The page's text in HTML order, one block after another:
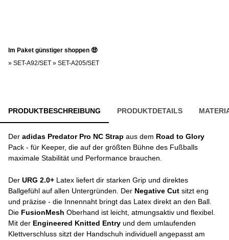
Im Paket günstiger shoppen 🤑
» SET-A92/SET » SET-A205/SET
PRODUKTBESCHREIBUNG PRODUKTDETAILS
Der adidas Predator Pro NC Strap aus dem Road to Glory
Pack - für Keeper, die auf der größten Bühne des Fußballs
maximale Stabilität und Performance brauchen.
Der URG 2.0+ Latex liefert dir starken Grip und direktes
Ballgefühl auf allen Untergründen. Der Negative Cut sitzt eng
und präzise - die Innennaht bringt das Latex direkt an den Ball.
Die FusionMesh Oberhand ist leicht, atmungsaktiv und flexibel.
Mit der Engineered Knitted Entry und dem umlaufenden
Klettverschluss sitzt der Handschuh individuell angepasst am